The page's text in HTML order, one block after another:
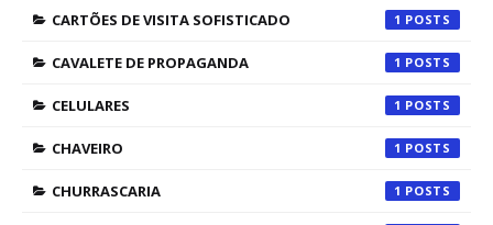
CARTÕES DE VISITA SOFISTICADO 1
CAVALETE DE PROPAGANDA 1
CELULARES 1
CHAVEIRO 1
CHURRASCARIA 1